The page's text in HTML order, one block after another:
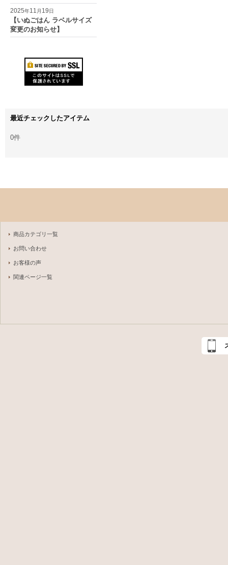
2025年11 月 19日
【いぬごはん ラベルサイズ
変更のお知らせ】
最近チェックしたアイテム
0件
商品カテゴリ一覧
お問い合わせ
お客様の声
関連ページ一覧